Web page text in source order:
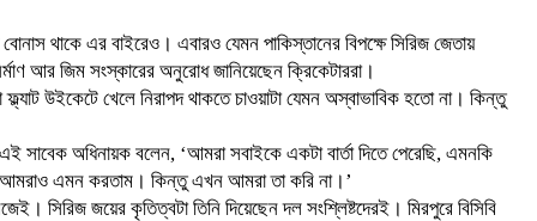
থাকে এর বাইরেও। এবারও যেমন পাকিস্তানের বিপক্ষে সিরিজ জেতায়
আর জিম সংস্কারের অনুরোধ জানিয়েছেন ক্রিকেটাররা।
ফ্ল্যাট উইকেটে খেলে নিরাপদ থাকতে চাওয়াটা যেমন অস্বাভাবিক হতো না। কিন্তু
সাবেক অধিনায়ক বলেন, ‘আমরা সবাইকে একটা বার্তা দিতে পেরেছি, এমনকি
আমরাও এমন করতাম। কিন্তু এখন আমরা তা করি না।’
সিরিজ জয়ের কৃতিত্বটা তিনি দিয়েছেন দল সংশ্লিষ্টদেরই। মিরপুরে বিসিবি